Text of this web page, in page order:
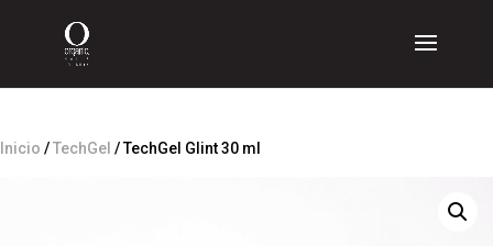
Inicio /TechGel / TechGel Glint 30 ml